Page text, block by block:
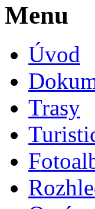
Menu
Úvod
Trasy